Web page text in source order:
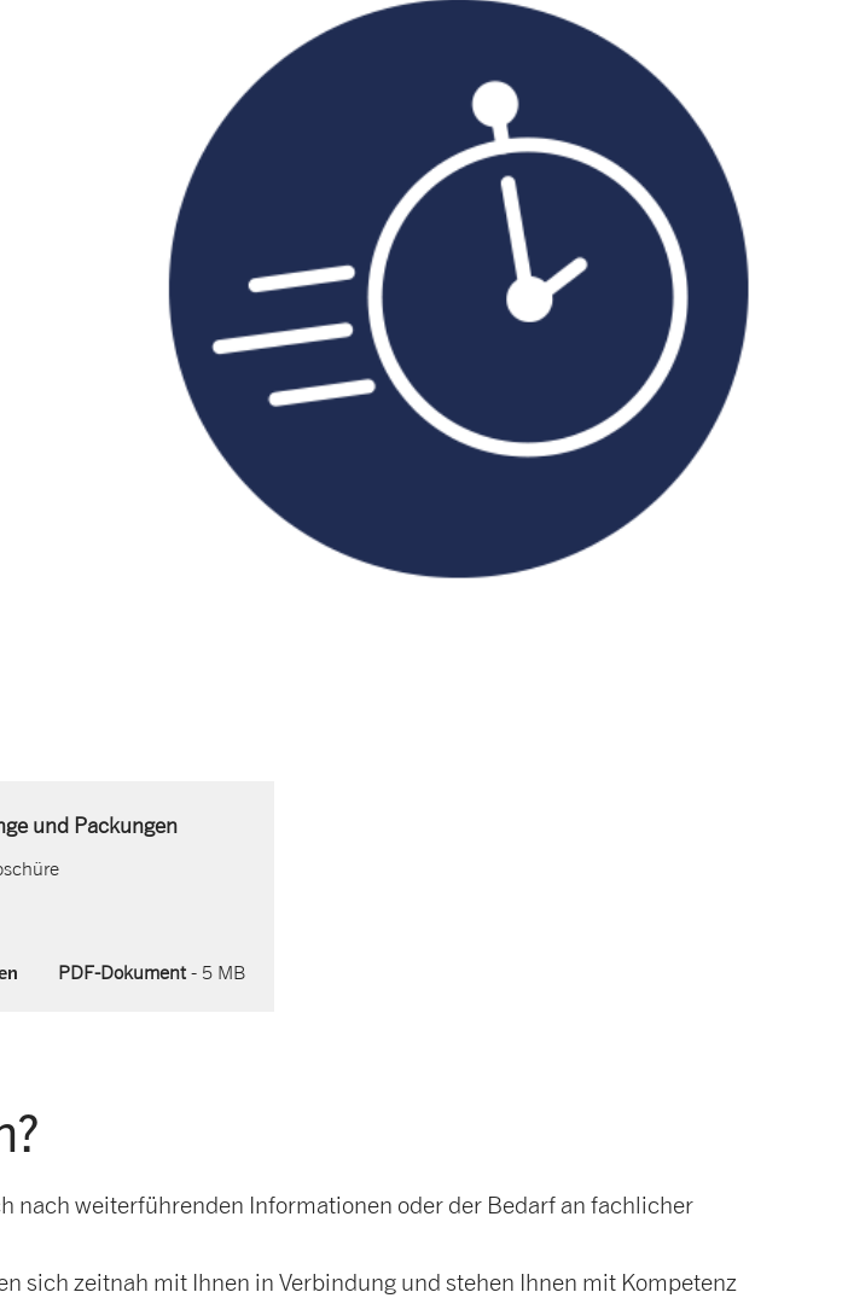
und Packungen
PDF-Dokument - 5 MB
nach weiterführenden Informationen oder der Bedarf an fachlicher
sich zeitnah mit Ihnen in Verbindung und stehen Ihnen mit Kompetenz